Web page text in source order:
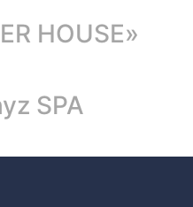
HOUSE»
SPA